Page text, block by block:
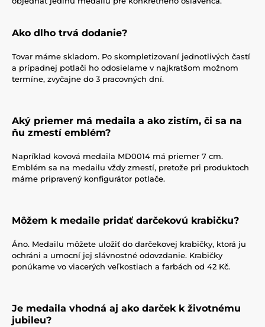
Ako dlho trvá dodanie?
Tovar máme skladom. Po skompletizovaní jednotlivých častí
a prípadnej potlači ho odosielame v najkratšom možnom
termíne, zvyčajne do 3 pracovných dní.
Aký priemer má medaila a ako zistím, či sa na
ňu zmestí emblém?
Napríklad kovová medaila MD0014 má priemer 7 cm.
Emblém sa na medailu vždy zmestí, pretože pri produktoch
máme pripravený konfigurátor potlače.
Môžem k medaile pridať darčekovú krabičku?
Áno. Medailu môžete uložiť do darčekovej krabičky, ktorá ju
ochráni a umocní jej slávnostné odovzdanie. Krabičky
ponúkame vo viacerých veľkostiach a farbách od 42 Kč.
Je medaila vhodná aj ako darček k životnému
jubileu?